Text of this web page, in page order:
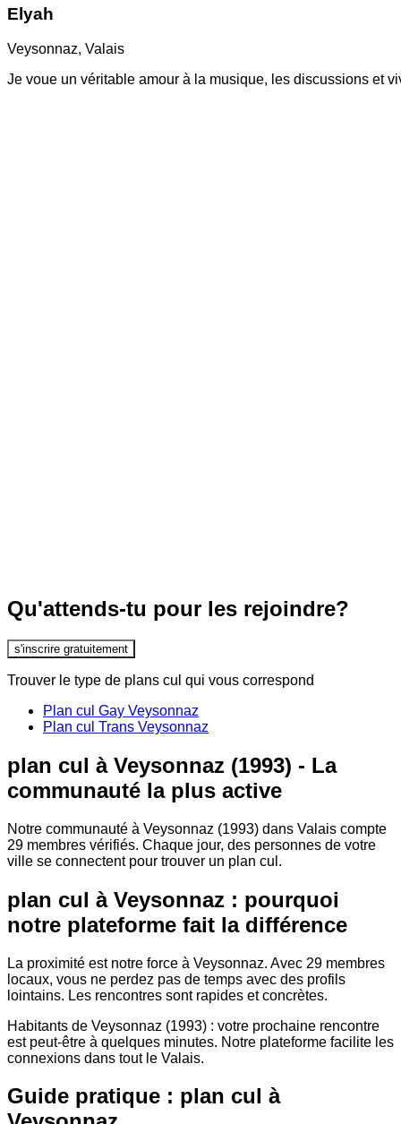
Elyah
Veysonnaz, Valais
Je voue un véritable amour à la musique, les discussions et
Qu'attends-tu pour les rejoindre?
s'inscrire gratuitement
Trouver le type de plans cul qui vous correspond
Plan cul Gay Veysonnaz
Plan cul Trans Veysonnaz
plan cul à Veysonnaz (1993) - La
communauté la plus active
Notre communauté à Veysonnaz (1993) dans Valais compte
29 membres vérifiés. Chaque jour, des personnes de votre
ville se connectent pour trouver un plan cul.
plan cul à Veysonnaz : pourquoi
notre plateforme fait la différence
La proximité est notre force à Veysonnaz. Avec 29 membres
locaux, vous ne perdez pas de temps avec des profils
lointains. Les rencontres sont rapides et concrètes.
Habitants de Veysonnaz (1993) : votre prochaine rencontre
est peut-être à quelques minutes. Notre plateforme facilite les
connexions dans tout le Valais.
Guide pratique : plan cul à